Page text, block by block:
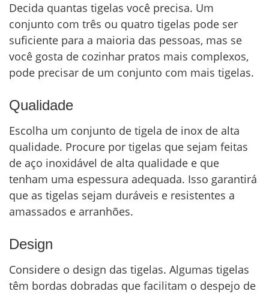
Decida quantas tigelas você precisa. Um
conjunto com três ou quatro tigelas pode ser
suficiente para a maioria das pessoas, mas se
você gosta de cozinhar pratos mais complexos,
pode precisar de um conjunto com mais tigelas.
Qualidade
Escolha um conjunto de tigela de inox de alta
qualidade. Procure por tigelas que sejam feitas
de aço inoxidável de alta qualidade e que
tenham uma espessura adequada. Isso garantirá
que as tigelas sejam duráveis e resistentes a
amassados e arranhões.
Design
Considere o design das tigelas. Algumas tigelas
têm bordas dobradas que facilitam o despejo de